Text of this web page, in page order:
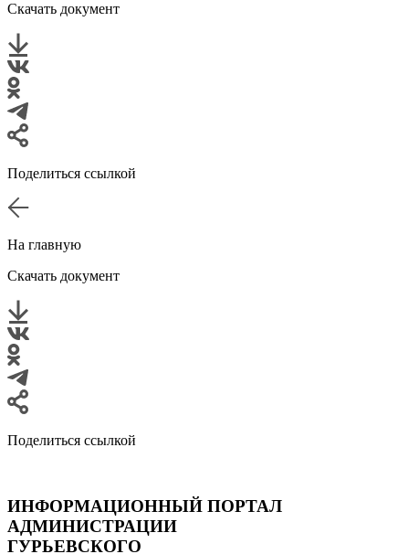
Скачать документ
Поделиться ссылкой
На главную
Скачать документ
Поделиться ссылкой
ИНФОРМАЦИОННЫЙ ПОРТАЛ
АДМИНИСТРАЦИИ
ГУРЬЕВСКОГО